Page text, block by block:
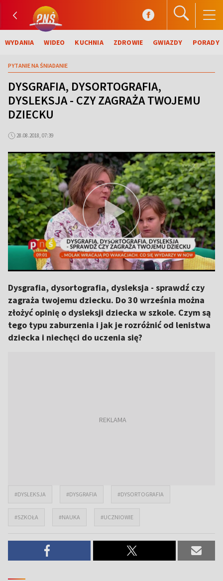
WYDANIA WIDEO KUCHNIA ZDROWIE GWIAZDY PORADY
PYTANIE NA ŚNIADANIE
DYSGRAFIA, DYSORTOGRAFIA,
DYSLEKSJA - CZY ZAGRAŻA TWOJEMU
DZIECKU
28.08.2018, 07:39
Dysgrafia, dysortografia, dysleksja - sprawdź czy
zagraża twojemu dziecku. Do 30 września można
złożyć opinię o dysleksji dziecka w szkole. Czym są
tego typu zaburzenia i jak je rozróżnić od lenistwa
dziecka i niechęci do uczenia się?
#DYSLEKSJA #DYSGRAFIA #DYSORTOGRAFIA
#SZKOŁA #NAUKA #UCZNIOWIE